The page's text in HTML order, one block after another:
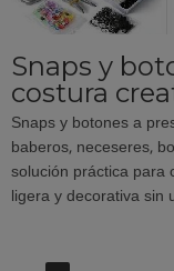
Snaps y
costura
Snaps y botones a
baberos, neceseres,
solución práctica para
ligera y decorativa sin